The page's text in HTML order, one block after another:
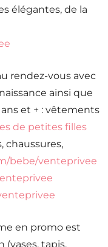
élégantes, de la
rendez-vous avec
ainsi que
ans et + : vêtements
de petites filles
chaussures,
bebe/venteprivee
en promo est
(vases, tapis,